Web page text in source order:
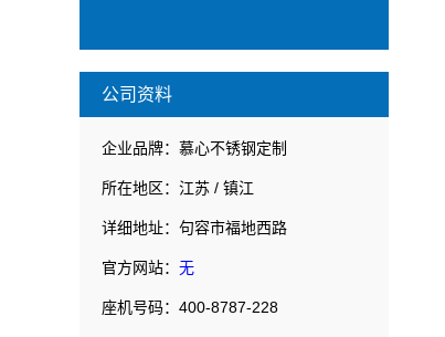
公司资料
企业品牌：慕心不锈钢定制
所在地区：江苏 / 镇江
详细地址：句容市福地西路
官方网站： 无
座机号码：400-8787-228